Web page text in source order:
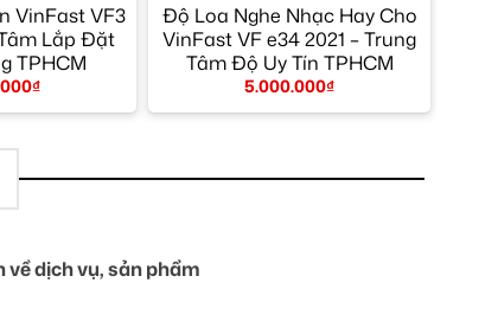
VinFast VF3
Lắp Đặt
TPHCM
₫
Độ Loa Nghe Nhạc Hay Cho
VinFast VF e34 2021 – Trung
Tâm Độ Uy Tín TPHCM
5.000.000₫
dịch vụ, sản phẩm